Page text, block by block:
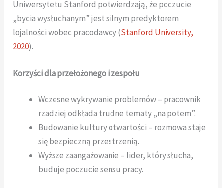
Uniwersytetu Stanford potwierdzają, że poczucie
„bycia wysłuchanym” jest silnym predyktorem
lojalności wobec pracodawcy (Stanford University,
2020).
Korzyści dla przełożonego i zespołu
Wczesne wykrywanie problemów – pracownik
rzadziej odkłada trudne tematy „na potem”.
Budowanie kultury otwartości – rozmowa staje
się bezpieczną przestrzenią.
Wyższe zaangażowanie – lider, który słucha,
buduje poczucie sensu pracy.